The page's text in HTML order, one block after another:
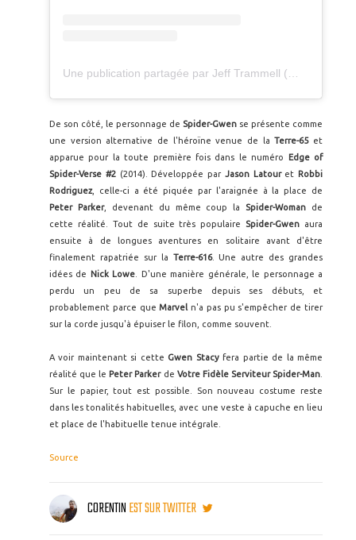
De son côté, le personnage de Spider-Gwen se présente comme
une version alternative de l'héroïne venue de laTerre-65et
apparue pour la toute première fois dans le numéro
Edge of
Spider-Verse #2(2014). Développée par Jason Latouret Robbi
Rodriguez, celle-ci a été piquée par l'araignée à la place de
Peter Parker, devenant du même coup la Spider-Woman de
cette réalité. Tout de suite très populaire Spider-Gwen aura
ensuite à de longues aventures en solitaire avant d'être
finalement rapatriée sur la Terre-616. Une autre des grandes
idées de Nick Lowe . D'une manière générale, le personnage a
perdu un peu de sa superbe depuis ses débuts, et
probablement parce queMarvel n'a pas pu s'empêcher de tirer
sur la corde jusqu'à épuiser le filon, comme souvent.
A voir maintenant si cette Gwen Stacyfera partie de la même
réalité que le Peter Parkerde Votre Fidèle Serviteur Spider-Man
Sur le papier, tout est possible. Son nouveau costume reste
dans les tonalités habituelles, avec une veste à capuche en lieu
et place de l'habituelle tenue intégrale.
Source
CORENTINEST SUR TWITTER